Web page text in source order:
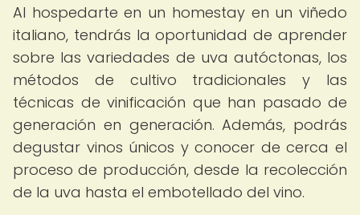
Al hospedarte en un homestay en un viñedo
italiano, tendrás la oportunidad de aprender
sobre las variedades de uva autóctonas, los
métodos de cultivo tradicionales y las
técnicas de vinificación que han pasado de
generación en generación. Además, podrás
degustar vinos únicos y conocer de cerca el
proceso de producción, desde la recolección
de la uva hasta el embotellado del vino.